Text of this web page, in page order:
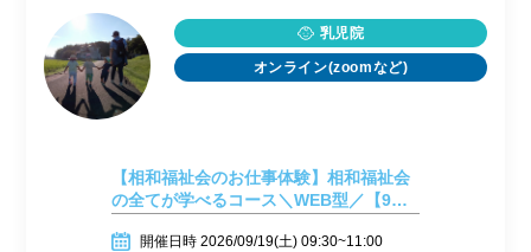
乳児院
オンライン(zoomなど)
【相和福祉会のお仕事体験】相和福祉会
の全てが学べるコース＼WEB型／【9月
開催日時 2026/09/19(土) 09:30~11:00